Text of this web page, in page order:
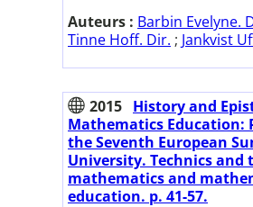
Auteurs : Barbin Evelyne.
Tinne Hoff. Dir. ; Jankvist
2015 History and
Mathematics Education:
the Seventh European
University. Technics and
mathematics and
education. p. 41-57.